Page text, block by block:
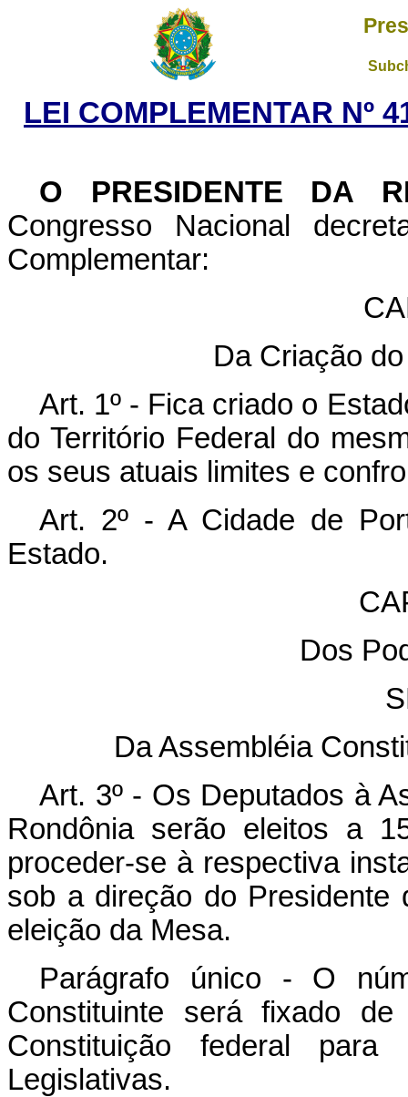
LEI COMPLEMENTAR Nº
O PRESIDENTE DA
Congresso Nacional
Complementar:
Da Criação
Art. 1º - Fica criado o
do Território Federal do
os seus atuais limites e
Art. 2º - A Cidade de
Estado.
Dos
Da Assembléia
Art. 3º - Os Deputados à
Rondônia serão eleitos a
proceder-se à respectiva
sob a direção do Presidente
eleição da Mesa.
Parágrafo único - O
Constituinte será fixado
Constituição federal para
Legislativas.